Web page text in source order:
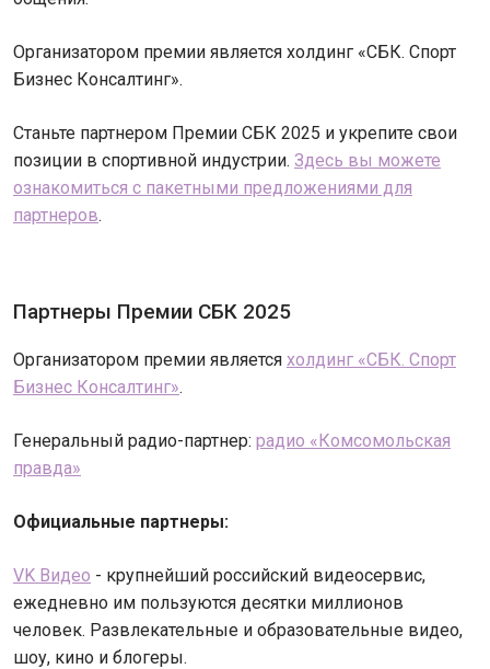
Организатором премии является холдинг «СБК. Спорт
Бизнес Консалтинг».
Станьте партнером Премии СБК 2025 и укрепите свои
позиции в спортивной индустрии. Здесь вы можете
ознакомиться с пакетными предложениями для
партнеров.
Партнеры Премии СБК 2025
Организатором премии является холдинг «СБК. Спорт
Бизнес Консалтинг».
Генеральный радио-партнер: радио «Комсомольская
правда»
Официальные партнеры:
VK Видео - крупнейший российский видеосервис,
ежедневно им пользуются десятки миллионов
человек. Развлекательные и образовательные видео,
шоу, кино и блогеры.